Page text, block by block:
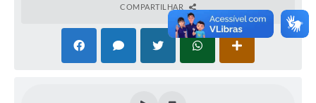
COMPARTILHAR